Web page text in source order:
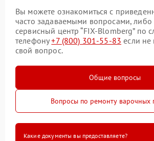
Вы можете ознакомиться с
часто задаваемыми вопросами, либо
сервисный центр “FIX-Blomberg” по
телефону+7 (800) 301-55-83 если не
свой вопрос.
Общие вопросы
Вопросы по ремонту варочных
Какие документы вы предоставляете?